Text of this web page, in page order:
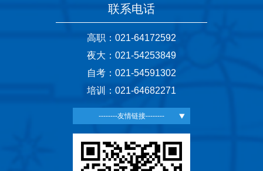
联系电话
高职：021-64172592
夜大：021-54253849
自考：021-54591302
培训：021-64682271
--------友情链接--------